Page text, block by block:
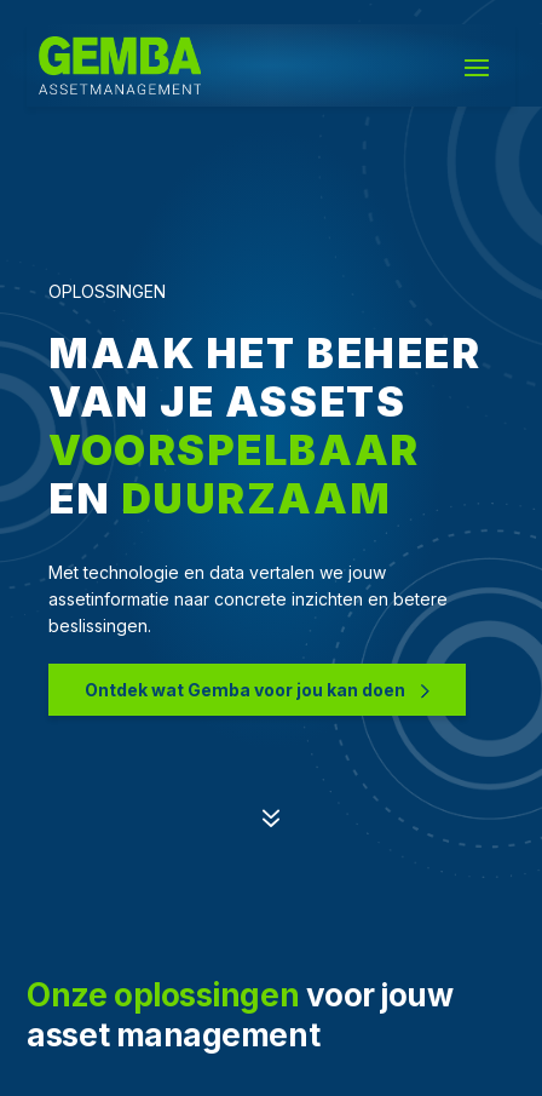
OPLOSSINGEN
MAAK HET BEHEER
VAN JE ASSETS
VOORSPEL­BAAR
EN DUURZAAM
Met technologie en data vertalen we jouw
assetinformatie naar concrete inzichten en betere
beslissingen.
Ontdek wat Gemba voor jou kan doen
7
Onze oplossingen voor jouw
asset management